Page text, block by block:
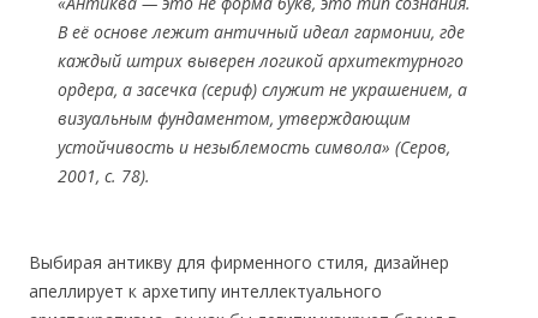
В её основе лежит античный идеал гармонии, где
каждый штрих выверен логикой архитектурного
ордера, а засечка (сериф) служит не украшением, а
визуальным фундаментом, утверждающим
устойчивость и незыблемость символа» (Серов,
2001, с. 78).
Выбирая антикву для фирменного стиля, дизайнер
апеллирует к архетипу интеллектуального